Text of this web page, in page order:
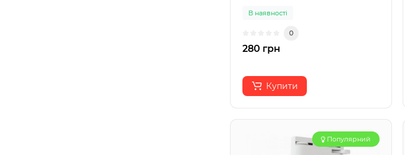
В наявності
0
280 грн
Купити
Популярний